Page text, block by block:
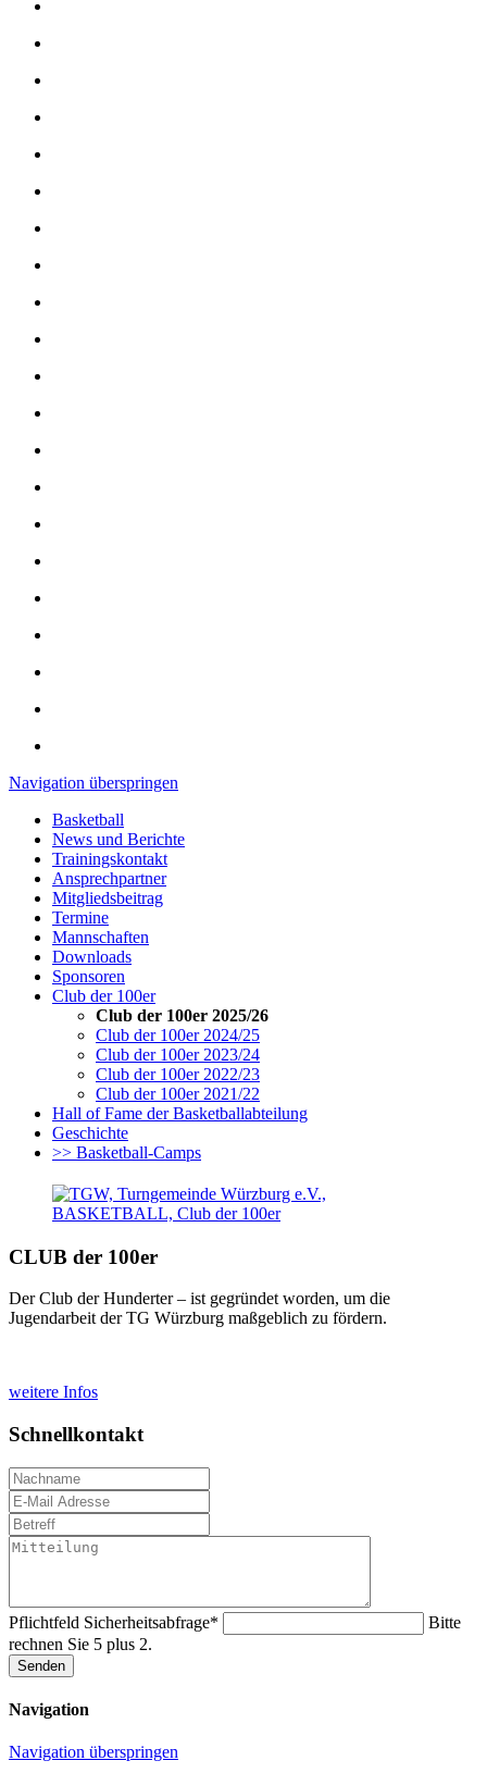
Navigation überspringen
Basketball
News und Berichte
Trainingskontakt
Ansprechpartner
Mitgliedsbeitrag
Termine
Mannschaften
Downloads
Sponsoren
Club der 100er
Club der 100er 2025/26
Club der 100er 2024/25
Club der 100er 2023/24
Club der 100er 2022/23
Club der 100er 2021/22
Hall of Fame der Basketballabteilung
Geschichte
>> Basketball-Camps
CLUB der 100er
Der Club der Hunderter – ist gegründet worden, um die
Jugendarbeit der TG Würzburg maßgeblich zu fördern.
weitere Infos
Schnellkontakt
Pflichtfeld Sicherheitsabfrage*
Bitte
rechnen Sie 5 plus 2.
Senden
Navigation
Navigation überspringen